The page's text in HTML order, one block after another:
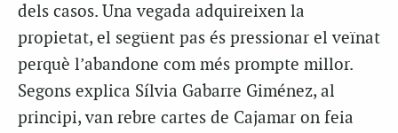
dels casos. Una vegada adquireixen la
propietat, el següent pas és pressionar el veïnat
perquè l’abandone com més prompte millor.
Segons explica Sílvia Gabarre Giménez, al
principi, van rebre cartes de Cajamar on feia